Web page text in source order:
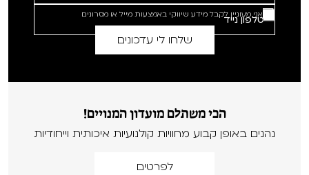
אני מעוניין לקבל מידע שיווקי באמצעות מייל או מסרונים
הכי משתלם מועדון המנויים!
נהנים באופן קבוע מחוויות קולנועיות איכותית וייחודיות
לפרטים